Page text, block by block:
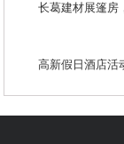
长葛建材展篷房
高新假日酒店活